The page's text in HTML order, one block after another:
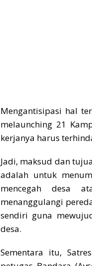
Mengantisipasi hal
melaunching 21
kerjanya harus
Jadi, maksud dan
adalah untuk
mencegah desa
menanggulangi
sendiri guna
desa.
Sementara itu,